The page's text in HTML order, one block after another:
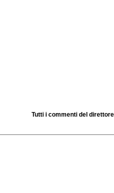
Tutti i commenti del direttore